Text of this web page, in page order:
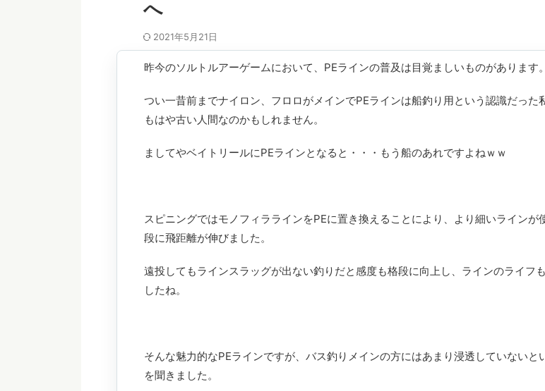
へ
2021年5月21日
昨今のソルトルアーゲームにおいて、PEラインの普及は目覚ましいものがあります。
つい一昔前までナイロン、フロロがメインでPEラインは船釣り用という認識だった
もはや古い人間なのかもしれません。
ましてやベイトリールにPEラインとなると・・・もう船のあれですよねｗｗ
スピニングではモノフィララインをPEに置き換えることにより、より細いラインが
段に飛距離が伸びました。
遠投してもラインスラッグが出ない釣りだと感度も格段に向上し、ラインのライフ
したね。
そんな魅力的なPEラインですが、バス釣りメインの方にはあまり浸透していないと
を聞きました。